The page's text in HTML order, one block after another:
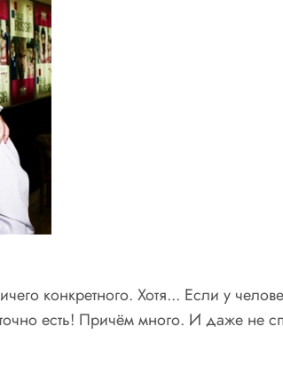
конкретного. Хотя... Если у
есть! Причём много. И даже